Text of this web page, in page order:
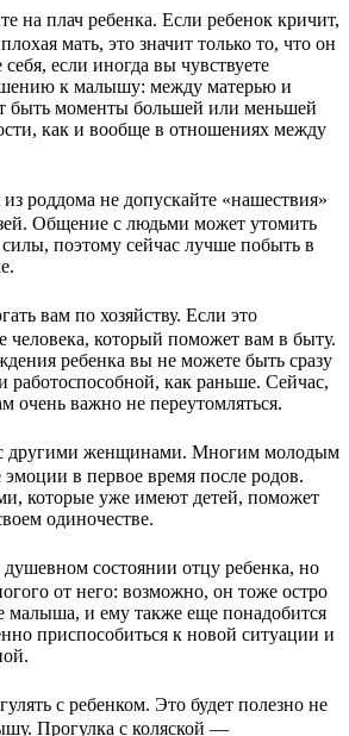
на плач ребенка. Если ребенок кричит,
мать, это значит только то, что он
если иногда вы чувствуете
к малышу: между матерью и
быть моменты большей или меньшей
как и вообще в отношениях между
роддома не допускайте «нашествия»
Общение с людьми может утомить
поэтому сейчас лучше побыть в
вам по хозяйству. Если это
человека, который поможет вам в быту.
ребенка вы не можете быть сразу
работоспособной, как раньше. Сейчас,
очень важно не переутомляться.
другими женщинами. Многим молодым
в первое время после родов.
которые уже имеют детей, поможет
одиночестве.
душевном состоянии отцу ребенка, но
от него: возможно, он тоже остро
малыша, и ему также еще понадобится
приспособиться к новой ситуации и
с ребенком. Это будет полезно не
Прогулка с коляской —